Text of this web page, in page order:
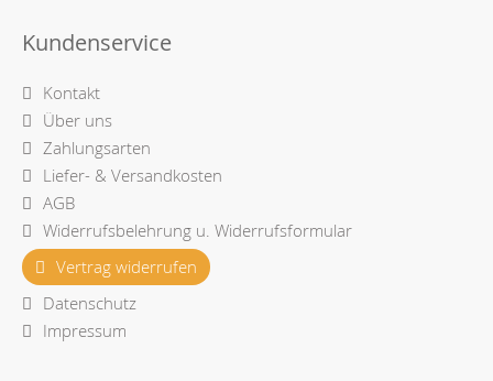
Kundenservice
Kontakt
Über uns
Zahlungsarten
Liefer- & Versandkosten
AGB
Widerrufsbelehrung u. Widerrufsformular
Vertrag widerrufen
Datenschutz
Impressum